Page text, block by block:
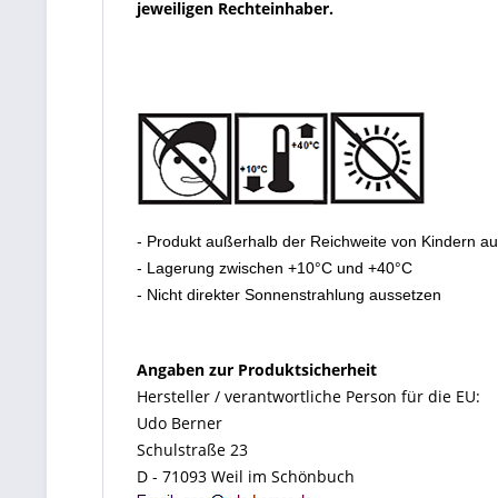
jeweiligen Rechteinhaber.
- Produkt außerhalb der Reichweite von Kindern
- Lagerung zwischen +10°C und +40°C
- Nicht direkter Sonnenstrahlung aussetzen
Angaben zur Produktsicherheit
Hersteller / verantwortliche Person für die EU:
Udo Berner
Schulstraße 23
D - 71093 Weil im Schönbuch